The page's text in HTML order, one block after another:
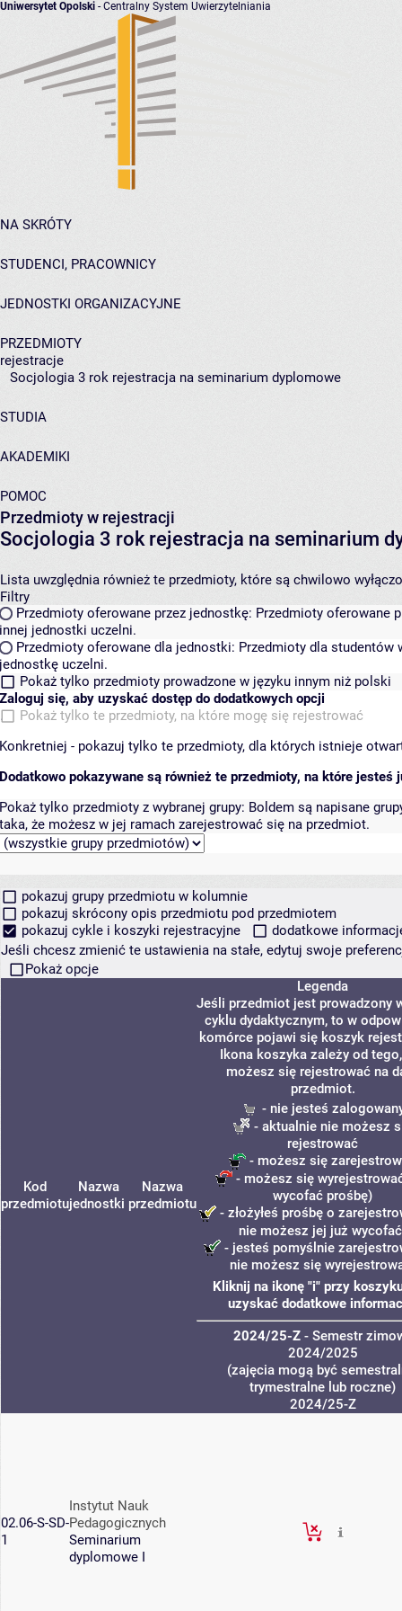
Uniwersytet Opolski - Centralny System Uwierzytelniania
NA SKRÓTY
STUDENCI, PRACOWNICY
JEDNOSTKI ORGANIZACYJNE
PRZEDMIOTY
rejestracje
Socjologia 3 rok rejestracja na seminarium dyplomowe
STUDIA
AKADEMIKI
POMOC
Przedmioty w rejestracji
Socjologia 3 rok rejestracja na seminarium
Lista uwzględnia również te przedmioty, które są chwilowo
Filtry
Przedmioty oferowane przez jednostkę: Przedmioty oferowane
innej jednostki uczelni.
Przedmioty oferowane dla jednostki: Przedmioty dla studentów
jednostkę uczelni.
Pokaż tylko przedmioty prowadzone w języku innym niż polski
Zaloguj się, aby uzyskać dostęp do dodatkowych opcji
Pokaż tylko te przedmioty, na które mogę się rejestrować
Konkretniej - pokazuj tylko te przedmioty, dla których istnieje
Dodatkowo pokazywane są również te przedmioty, na które jesteś
Pokaż tylko przedmioty z wybranej grupy: Boldem są napisane
taka, że możesz w jej ramach zarejestrować się na przedmiot.
pokazuj grupy przedmiotu w kolumnie
pokazuj skrócony opis przedmiotu pod przedmiotem
pokazuj cykle i koszyki rejestracyjne
dodatkowe
Jeśli chcesz zmienić te ustawienia na stałe, edytuj swoje
Pokaż opcje
Kod
przedmiotu
Nazwa
jednostki
Nazwa
przedmiotu
Legenda
Jeśli przedmiot jest prowadzony
cyklu dydaktycznym, to w
komórce pojawi się koszyk
Ikona koszyka zależy od
możesz się rejestrować na
przedmiot.
- nie jesteś
- aktualnie nie możesz
rejestrować
- możesz się
- możesz się
wycofać prośbę)
- złożyłeś prośbę o
nie możesz jej już
- jesteś pomyślnie
nie możesz się
Kliknij na ikonę "i" przy
uzyskać dodatkowe
2024/25-Z- Semestr
2024/2025
(zajęcia mogą być
trymestralne lub roczne)
2024/25-Z
02.06-S-SD-
1
Instytut Nauk
Pedagogicznych
Seminarium
dyplomowe I